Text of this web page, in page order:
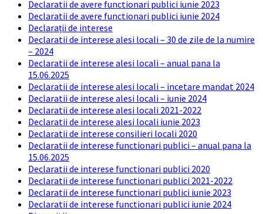
Declaratii de avere functionari publici iunie 2023
Declaratii de avere functionari publici iunie 2024
Declarații de interese
Declaratii de interese alesi locali – 30 de zile de la numire
– 2024
Declaratii de interese alesi locali – anual pana la
15.06.2025
Declaratii de interese alesi locali – incetare mandat 2024
Declaratii de interese alesi locali – iunie 2024
Declaratii de interese alesi locali 2021-2022
Declaratii de interese alesi locali iunie 2023
Declaratii de interese consilieri locali 2020
Declaratii de interese functionari publici – anual pana la
15.06.2025
Declaratii de interese functionari publici 2020
Declaratii de interese functionari publici 2021-2022
Declaratii de interese functionari publici iunie 2023
Declaratii de interese functionari publici iunie 2024